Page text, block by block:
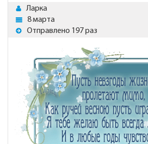
Ларка
8 марта
Отправлено 197 раз